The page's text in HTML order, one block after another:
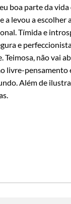
boa parte da
a levou a
Tímida e
e
não vai
livre-pensamento
Além de